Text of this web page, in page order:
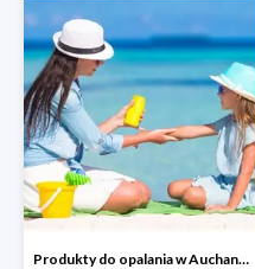
Produkty do opalania w Auchan Direct od 2 zł